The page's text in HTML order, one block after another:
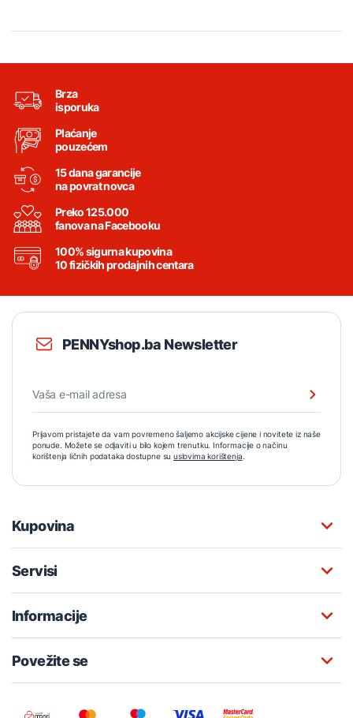
Brza
isporuka
Plaćanje
pouzećem
15 dana garancije
na povrat novca
Preko 125.000
fanova na Facebooku
100% sigurna kupovina
10 fizičkih prodajnih centara
PENNYshop.ba Newsletter
Prijavom pristajete da vam povremeno šaljemo akcijske cijene i novitete iz naše
ponude. Možete se odjaviti u bilo kojem trenutku. Informacije o načinu
korištenja ličnih podataka dostupne su uslovima korištenja.
Kupovina
Servisi
Informacije
Povežite se